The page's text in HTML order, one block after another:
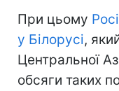
При цьому
у Білорусі,
Центральної
обсяги таких